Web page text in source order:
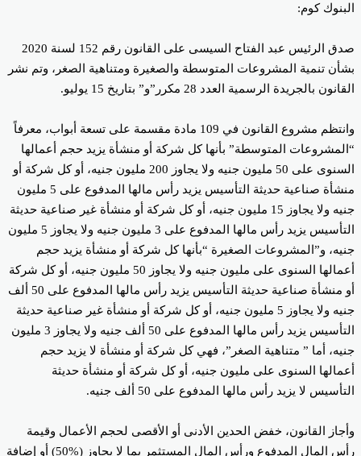
كوم:
صدق الرئيس عبد الفتاح السيسى على القانون رقم 152 لسنة 2020
تنمية المشروعات المتوسطة والصغيرة ومتناهية الصغر، وتم نشر
بالجريدة الرسمية العدد 28 مكرر”و” بتاريخ 15 يوليو.
وانتظم مشروع القانون في 109 مادة مقسمة على تسعة أبواب، معرفاً
المتوسطة” بأنها كل شركة أو منشأة يزيد حجم أعمالها
السنوى على 50 مليون جنيه ولا يجاوز 200 مليون جنيه، أو كل شركة أو
منشأة صناعية حديثة التأسيس يزيد رأس مالها المدفوع على 5 مليون
جنيه ولا يجاوز 15 مليون جنيه، أو كل شركة أو منشأة غير صناعية حديثة
التأسيس يزيد رأس مالها المدفوع على 3 مليون جنيه ولا يجاوز 5 مليون
و”المشروعات الصغيرة “بأنها كل شركة أو منشأة يزيد حجم
أعمالها السنوى على مليون جنيه ولا يجاوز 50 مليون جنيه، أو كل شركة
أو منشأة صناعية حديثة التأسيس يزيد رأس مالها المدفوع على 50 ألف
جنيه ولا يجاوز 5 مليون جنيه، أو كل شركة أو منشأة غير صناعية حديثة
التأسيس يزيد رأس مالها المدفوع على 50 ألف جنيه ولا يجاوز 3 مليون
أما ” متناهية الصغر”، فهي كل شركة أو منشأة لا يزيد حجم
السنوى على مليون جنيه، أو كل شركة أو منشأة حديثة
لا يزيد رأس مالها المدفوع على 50 ألف جنيه.
القانون، خفض الحدين الأدنى أو الأقصى لحجم الأعمال وقيمة
رأس المال المدفوع ورأس المال المستثمر بما لا يجاوز (%50) أو إضافة